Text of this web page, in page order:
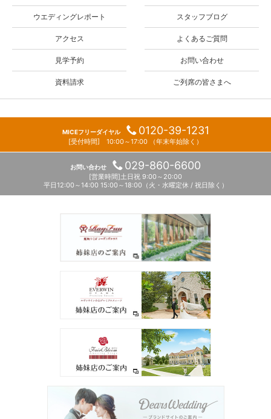
ウエディングレポート スタッフブログ
アクセス よくあるご質問
見学予約 お問い合わせ
資料請求 ご列席の皆さまへ
MICEフリーダイヤル 0120-39-1231
[受付時間] 10:00～17:00 （年末年始除く）
お問い合わせ 029-860-6600
[営業時間]土日祝 9:00～20:00
平日12:00～14:00 15:00～18:00 （火・水曜定休 / 祝日除く）